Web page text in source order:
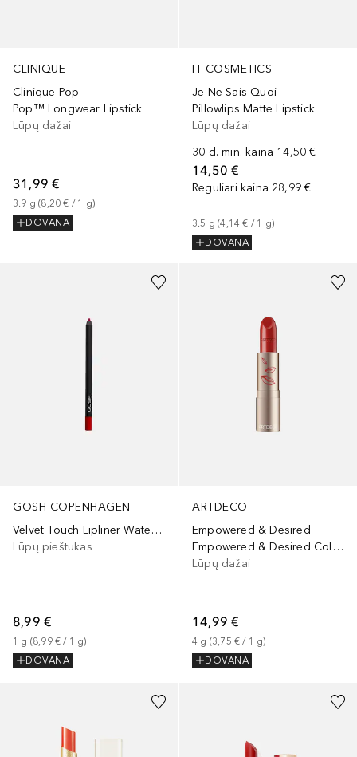
CLINIQUE
Clinique Pop
Pop™ Longwear Lipstick
Lūpų dažai
31,99 €
3.9 g (8,20 € / 1 g)
DOVANA
IT COSMETICS
Je Ne Sais Quoi
Pillowlips Matte Lipstick
Lūpų dažai
30 d. min. kaina 14,50 €
14,50 €
Reguliari kaina 28,99 €
3.5 g (4,14 € / 1 g)
DOVANA
GOSH COPENHAGEN
Velvet Touch Lipliner Waterproof
Lūpų pieštukas
8,99 €
1 g (8,99 € / 1 g)
DOVANA
ARTDECO
Empowered & Desired
Empowered & Desired Color Lipstick
Lūpų dažai
14,99 €
4 g (3,75 € / 1 g)
DOVANA
+9